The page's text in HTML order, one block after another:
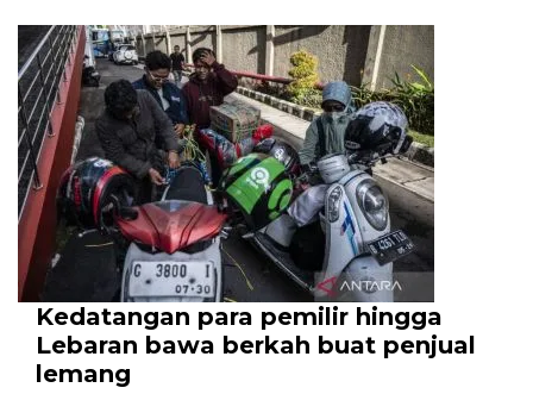
Kedatangan para pemilir hingga
Lebaran bawa berkah buat penjual
lemang